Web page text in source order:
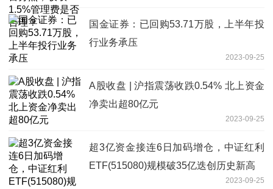
国金证券：已回购53.71万股，上半年投
行业务承压
2023-09-25
A股收盘 | 沪指震荡收跌0.54% 北上资金
净卖出超80亿元
2023-09-25
超3亿资金接连6日加码增仓，中证红利
ETF(515080)规模破35亿迭创历史新高
2023-09-25